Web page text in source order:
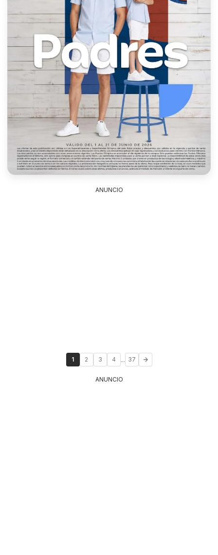
ANUNCIO
1 2 3 4 ... 37
ANUNCIO